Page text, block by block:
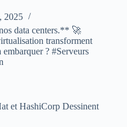
2025
data centers.** 🚀
transforment
? #Serveurs
et HashiCorp Dessinent